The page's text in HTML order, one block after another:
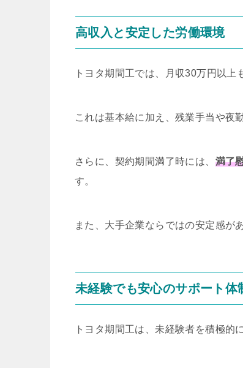
高収入と安定した労働環境
トヨタ期間工では、月収30万円以上
これは基本給に加え、残業手当や夜
さらに、契約期間満了時には、 満了
す。
また、大手企業ならではの安定感が
未経験でも安心のサポート体
トヨタ期間工は、未経験者を積極的